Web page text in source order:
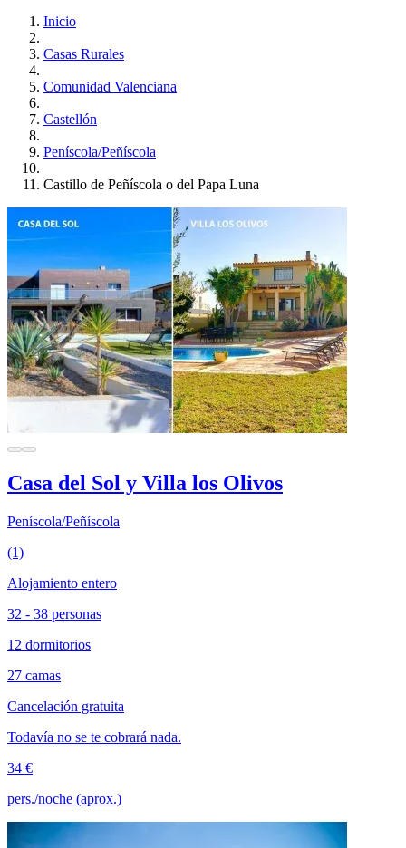
Inicio
Casas Rurales
Comunidad Valenciana
Castellón
Peníscola/Peñíscola
Castillo de Peñíscola o del Papa Luna
Casa del Sol y Villa los Olivos
Peníscola/Peñíscola
(1)
Alojamiento entero
32 - 38 personas
12 dormitorios
27 camas
Cancelación gratuita
Todavía no se te cobrará nada.
34 €
pers./noche (aprox.)